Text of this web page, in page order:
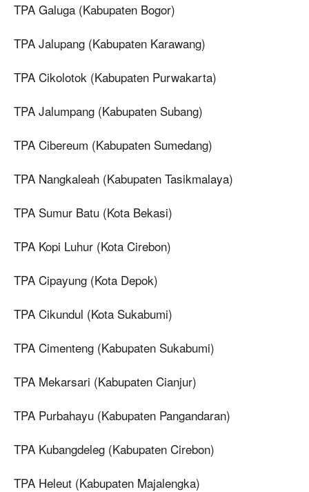
TPA Galuga (Kabupaten Bogor)
TPA Jalupang (Kabupaten Karawang)
TPA Cikolotok (Kabupaten Purwakarta)
TPA Jalumpang (Kabupaten Subang)
TPA Cibereum (Kabupaten Sumedang)
TPA Nangkaleah (Kabupaten Tasikmalaya)
TPA Sumur Batu (Kota Bekasi)
TPA Kopi Luhur (Kota Cirebon)
TPA Cipayung (Kota Depok)
TPA Cikundul (Kota Sukabumi)
TPA Cimenteng (Kabupaten Sukabumi)
TPA Mekarsari (Kabupaten Cianjur)
TPA Purbahayu (Kabupaten Pangandaran)
TPA Kubangdeleg (Kabupaten Cirebon)
TPA Heleut (Kabupaten Majalengka)